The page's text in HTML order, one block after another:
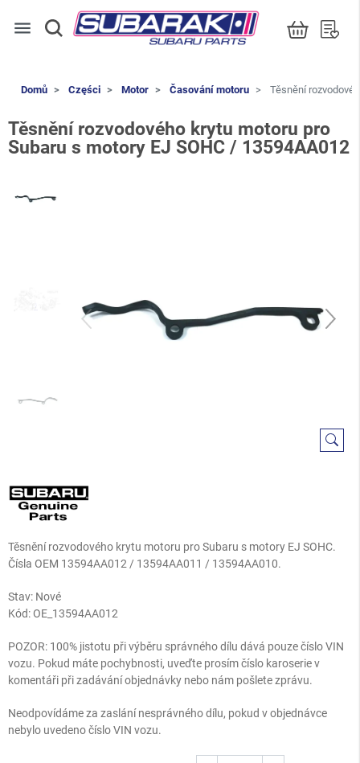
menu
Domů Części Motor Časování motoru Těsnění
Těsnění rozvodového krytu motoru pro
Subaru s motory EJ SOHC / 13594AA012
Těsnění rozvodového krytu motoru pro Subaru s motory EJ SOHC.
Čísla OEM 13594AA012 / 13594AA011 / 13594AA010.
Stav: Nové
Kód:OE_13594AA012
POZOR: 100% jistotu při výběru správného dílu dává pouze číslo VIN
vozu. Pokud máte pochybnosti, uveďte prosím číslo karoserie v
komentáři při zadávání objednávky nebo nám pošlete zprávu.
Neodpovídáme za zaslání nesprávného dílu, pokud v objednávce
nebylo uvedeno číslo VIN vozu.